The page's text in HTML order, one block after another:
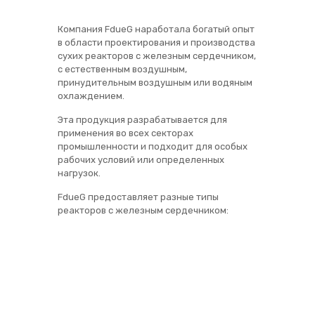
Компания FdueG наработала богатый опыт
в области проектирования и производства
сухих реакторов с железным сердечником,
с естественным воздушным,
принудительным воздушным или водяным
охлаждением.
Эта продукция разрабатывается для
применения во всех секторах
промышленности и подходит для особых
рабочих условий или определенных
нагрузок.
FdueG предоставляет разные типы
реакторов с железным сердечником: